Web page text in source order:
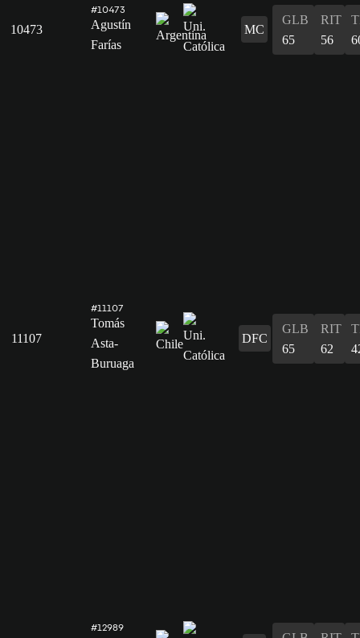
10473
#10473
Agustín
Farías
MC
GLB
65
RIT
56
11107
#11107
Tomás
Asta-
Buruaga
DFC
GLB
65
RIT
62
#12989